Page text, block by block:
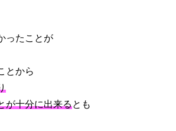
ったことが
とから
が十分に出来るとも